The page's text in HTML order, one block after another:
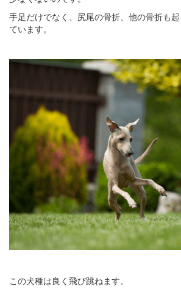
手足だけでなく、尻尾の骨折、他の骨折も
ています。
この犬種は良く飛び跳ねます。